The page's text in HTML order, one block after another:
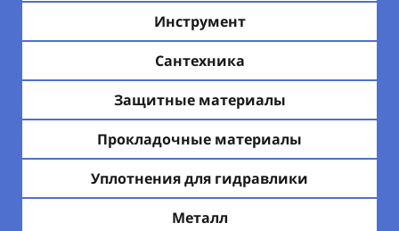
Инструмент
Сантехника
Защитные материалы
Прокладочные материалы
Уплотнения для гидравлики
Металл